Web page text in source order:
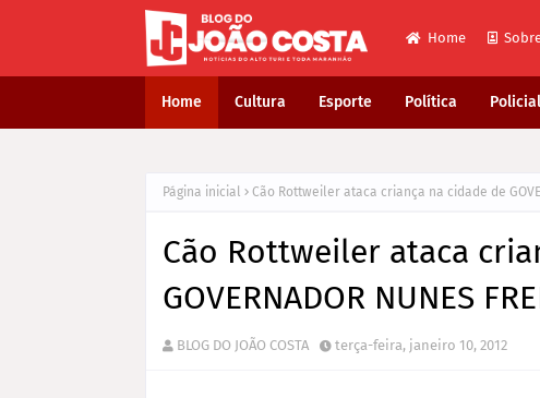
Home
Home Cultura Esporte Política Policial
Página inicial Cão Rottweiler ataca criança na cidade de
Cão Rottweiler ataca
GOVERNADOR NUNES
BLOG DO JOÃO COSTA terça-feira, janeiro 10, 2012